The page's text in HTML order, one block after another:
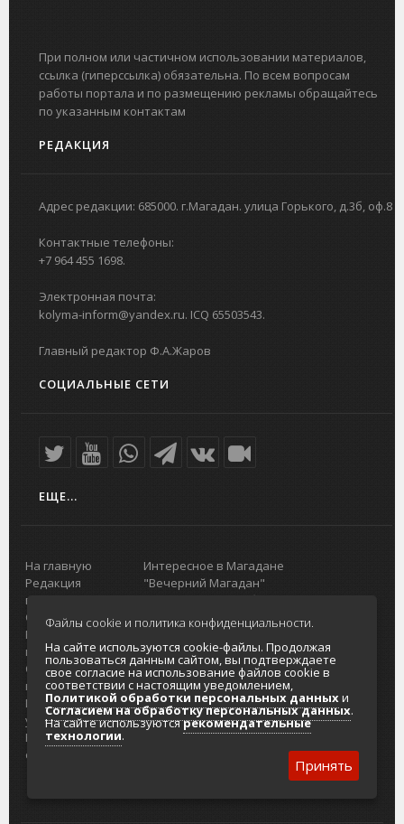
При полном или частичном использовании материалов,
ссылка (гиперссылка) обязательна. По всем вопросам
работы портала и по размещению рекламы обращайтесь
по указанным контактам
РЕДАКЦИЯ
Адрес редакции: 685000. г.Магадан. улица Горького, д.3б, оф.8
Контактные телефоны:
+7 964 455 1698.
Электронная почта:
kolyma-inform@yandex.ru. ICQ 65503543.
Главный редактор Ф.А.Жаров
СОЦИАЛЬНЫЕ СЕТИ
ЕЩЕ...
На главную
Редакция
портала
О проекте
Реклама на
портале
Отзывы и
предложения
Интернет-
услуги
Разработка
сайтов
Интересное в Магадане
"Вечерний Магадан"
Городская доска объявлений
Реклама
Главный туристический портал
Колымы
Политика в отношении обработки
персональных данных
Согласие на обработку персональных
данных
Файлы cookie и политика конфиденциальности.
На сайте используются cookie-файлы. Продолжая
пользоваться данным сайтом, вы подтверждаете
свое согласие на использование файлов cookie в
соответствии с настоящим уведомлением,
Политикой обработки персональных данныхи
Согласием на обработку персональных данных.
На сайте используютсярекомендательные
технологии.
Принять